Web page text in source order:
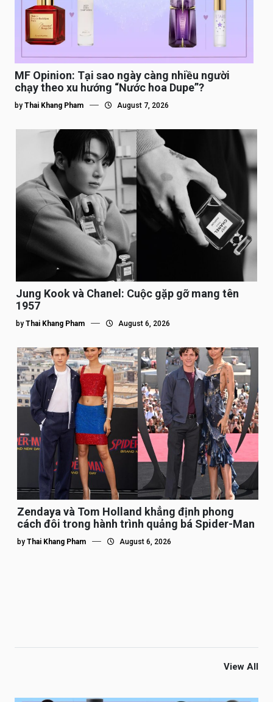
MF Opinion: Tại sao ngày càng nhiều người
chạy theo xu hướng “Nước hoa Dupe”?
by Thai Khang Pham August 7, 2026
Jung Kook và Chanel: Cuộc gặp gỡ mang tên
1957
by Thai Khang Pham August 6, 2026
Zendaya và Tom Holland khẳng định phong
cách đôi trong hành trình quảng bá Spider-Man
by Thai Khang Pham August 6, 2026
View All